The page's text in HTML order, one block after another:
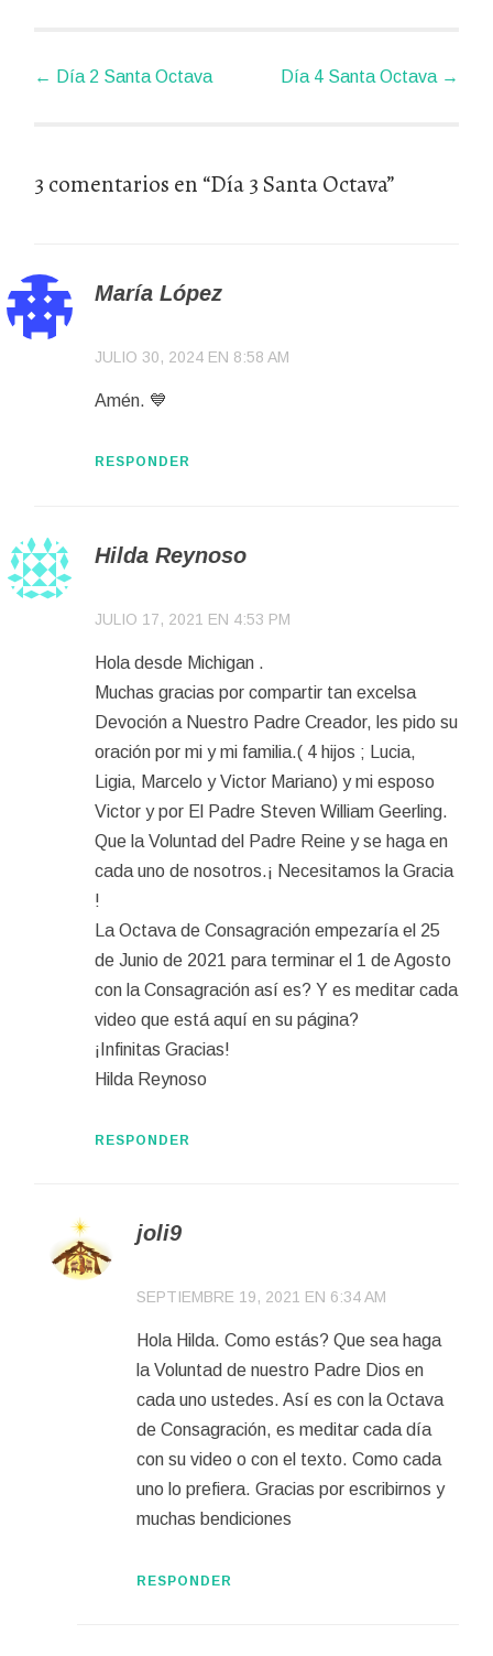
← Día 2 Santa Octava Día 4 Santa Octava →
3 comentarios en “Día 3 Santa Octava”
María López
JULIO 30, 2024 EN 8:58 AM
Amén. 💙
RESPONDER
Hilda Reynoso
JULIO 17, 2021 EN 4:53 PM
Hola desde Michigan .
Muchas gracias por compartir tan excelsa
Devoción a Nuestro Padre Creador, les pido su
oración por mi y mi familia.( 4 hijos ; Lucia,
Ligia, Marcelo y Victor Mariano) y mi esposo
Victor y por El Padre Steven William Geerling.
Que la Voluntad del Padre Reine y se haga en
cada uno de nosotros.¡ Necesitamos la Gracia
!
La Octava de Consagración empezaría el 25
de Junio de 2021 para terminar el 1 de Agosto
con la Consagración así es? Y es meditar cada
video que está aquí en su página?
¡Infinitas Gracias!
Hilda Reynoso
RESPONDER
joli9
SEPTIEMBRE 19, 2021 EN 6:34 AM
Hola Hilda. Como estás? Que sea haga
la Voluntad de nuestro Padre Dios en
cada uno ustedes. Así es con la Octava
de Consagración, es meditar cada día
con su video o con el texto. Como cada
uno lo prefiera. Gracias por escribirnos y
muchas bendiciones
RESPONDER